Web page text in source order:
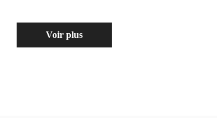
Voir plus